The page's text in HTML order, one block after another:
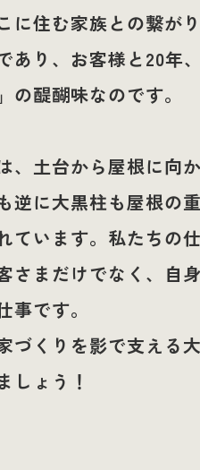
に住む家族との繋が
あり、お客様と20年
の醍醐味なのです。
、土台から屋根に向
逆に大黒柱も屋根の
ています。私たちの
さまだけでなく、自
事です。
づくりを影で支える
しょう！